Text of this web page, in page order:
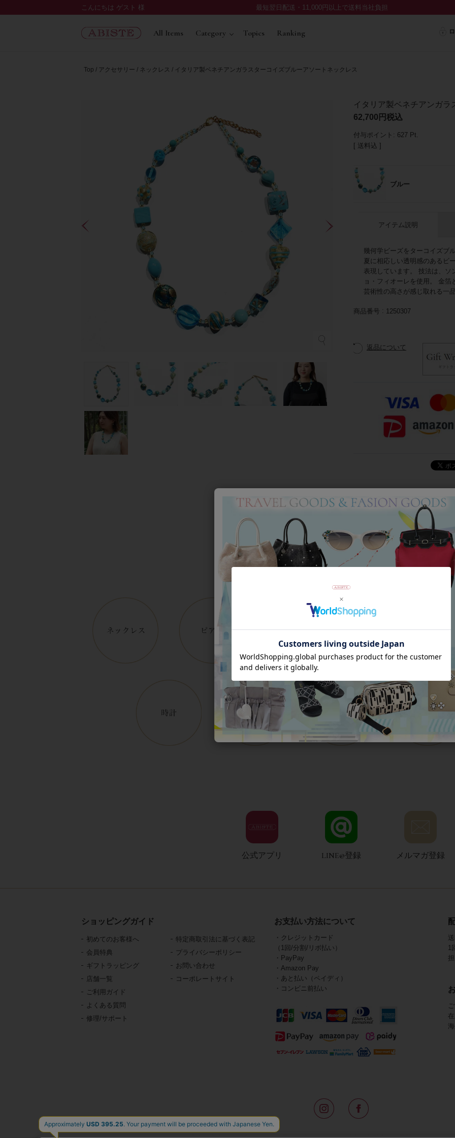
こんにちは ゲスト 様 最短翌日配送・11,000円以上で送料当社負担
All Items Category Topics Ranking
Top アクセサリー ネックレス イタリア製ベネチアンガラスターコイズブルーアソートネックレス
イタリア製ベネチアンガ
62,700
税込
付与ポイント: 627 Pt.
送料込
ブルー
アイテム説明
幾何学ビーズをターコイズブ
夏に相応しい透明感のあるビ
表現しています。 技法は、ソ
ョ・フィオーレを使用。 金
芸術性の高さが感じ取れる一
商品番号 1250307
返品について
Category
アイテムカテゴリー
公式アプリ LINE@登録 メルマガ登録
ショッピングガイド
初めてのお客様へ
会員特典
ギフトラッピング
店舗一覧
ご利用ガイド
よくある質問
修理/サポート
特定商取引法に基づく表記
プライバシーポリシー
お問い合わせ
コーポレートサイト
お支払い方法について
・クレジットカード
（1回/分割/リボ払い）
・PayPay
・Amazon Pay
・あと払い（ペイディ）
・コンビニ前払い
1